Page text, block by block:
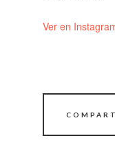
Ver en